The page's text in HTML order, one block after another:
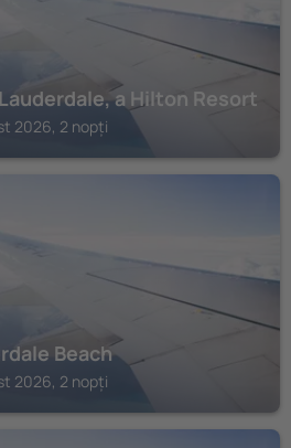
a Hilton Resort
2026, 2 nopți
Beach
2026, 2 nopți